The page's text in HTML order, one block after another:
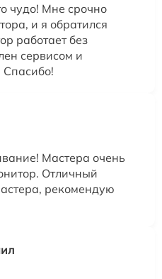
чудо! Мне срочно
и я обратился
работает без
сервисом и
Мастера очень
Отличный
рекомендую